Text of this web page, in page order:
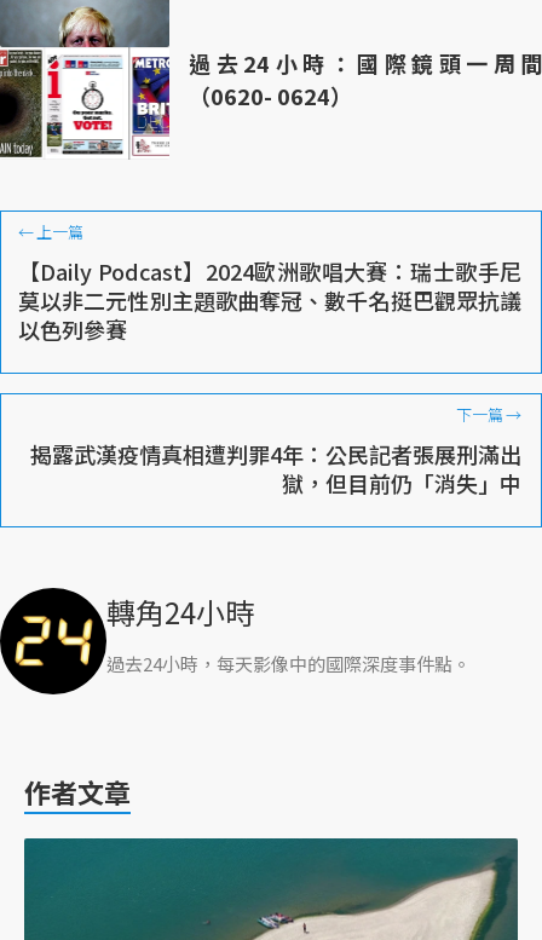
過去24小時：國際鏡頭一周間
（0620- 0624）
←上一篇
【Daily Podcast】2024歐洲歌唱大賽：瑞士歌手尼
莫以非二元性別主題歌曲奪冠、數千名挺巴觀眾抗議
以色列參賽
下一篇→
揭露武漢疫情真相遭判罪4年：公民記者張展刑滿出
獄，但目前仍「消失」中
轉角24小時
過去24小時，每天影像中的國際深度事件點。
作者文章